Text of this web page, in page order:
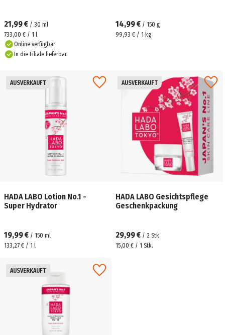
21,99 € / 30 ml
733,00 € / 1 l
Online verfügbar
In die Filiale lieferbar
14,99 € / 150 g
99,93 € / 1 kg
AUSVERKAUFT
HADA LABO Lotion No.1 -
Super Hydrator
19,99 € / 150 ml
133,27 € / 1 l
AUSVERKAUFT
HADA LABO Gesichtspflege
Geschenkpackung
29,99 € / 2 Stk.
15,00 € / 1 Stk.
AUSVERKAUFT